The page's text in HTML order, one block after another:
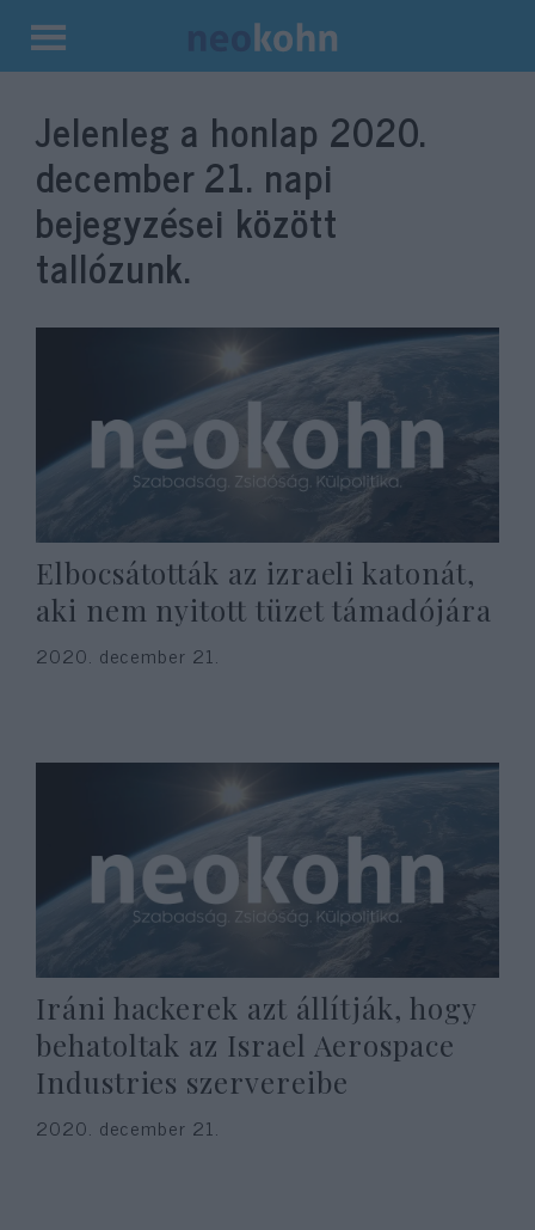
Kilépés
tartalomba
Jelenleg a honlap 2020.
december 21. napi
bejegyzései között
tallózunk.
Elbocsátották az izraeli katonát,
aki nem nyitott tüzet támadójára
2020. december 21.
Iráni hackerek azt állítják, hogy
behatoltak az Israel Aerospace
Industries szervereibe
2020. december 21.